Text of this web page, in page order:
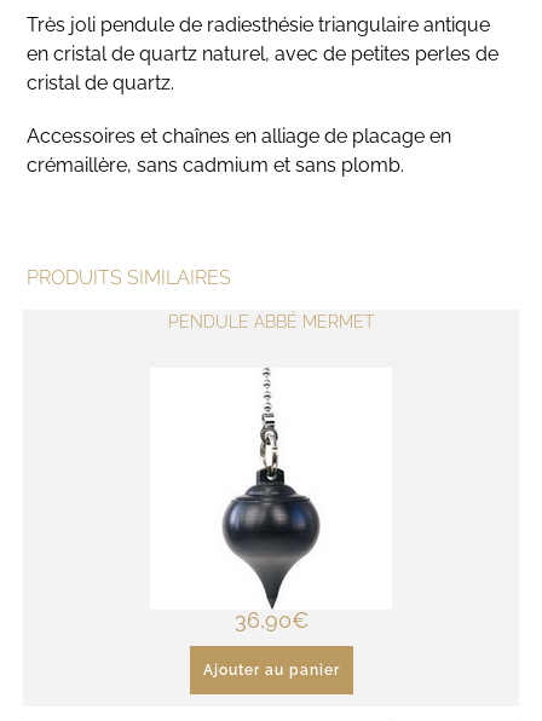
Très joli pendule de radiesthésie triangulaire antique
en cristal de quartz naturel, avec de petites perles de
cristal de quartz.
Accessoires et chaînes en alliage de placage en
crémaillère, sans cadmium et sans plomb.
PRODUITS SIMILAIRES
PENDULE ABBÉ MERMET
36,90€
Ajouter au panier